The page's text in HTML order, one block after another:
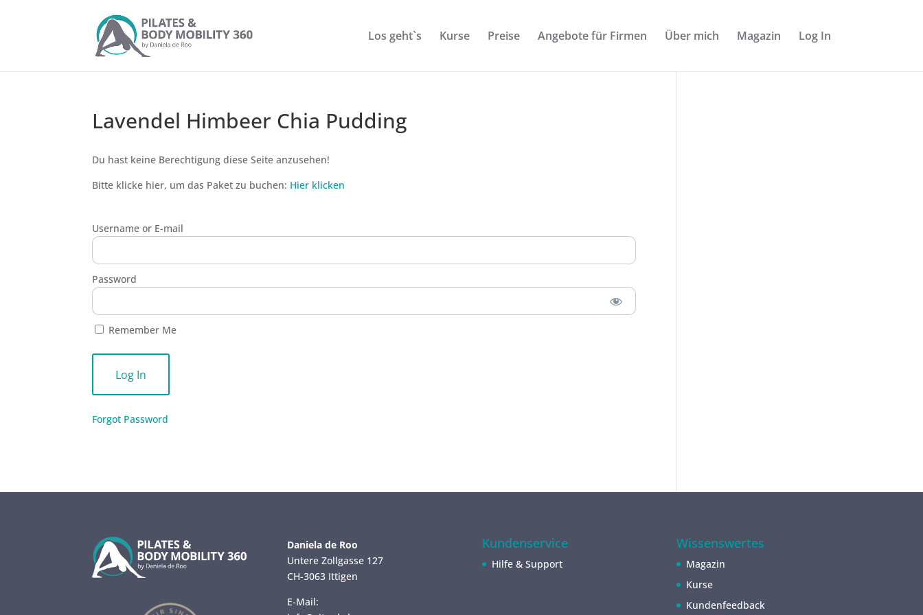
Los geht`s Kurse Preise Angebote für Firmen Über mich Magazin Log In
Lavendel Himbeer Chia Pudding
Du hast keine Berechtigung diese Seite anzusehen!
Bitte klicke hier, um das Paket zu buchen: Hier klicken
Username or E-mail
Password
Remember Me
Forgot Password
Daniela de Roo
Untere Zollgasse 127
CH-3063 Ittigen
E-Mail:
Kundenservice
Hilfe & Support
Wissenswertes
Magazin
Kurse
Kundenfeedback